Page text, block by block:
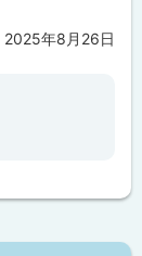
2025年8月26日